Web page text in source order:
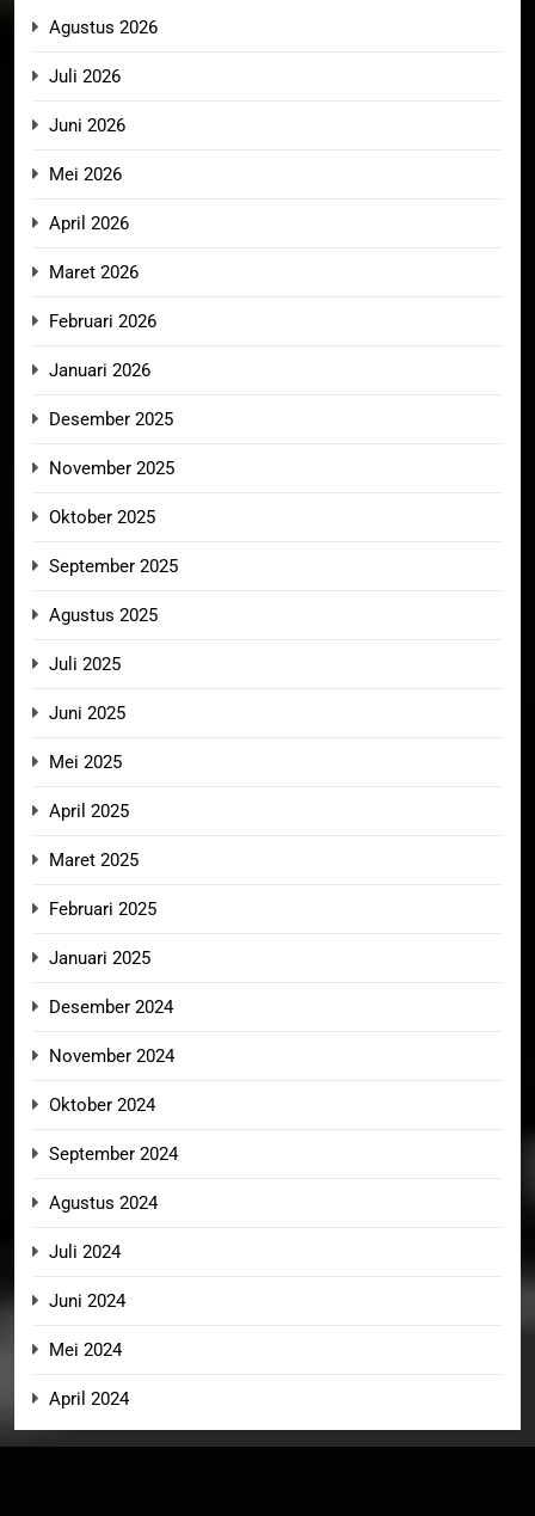
Agustus 2026
Juli 2026
Juni 2026
Mei 2026
April 2026
Maret 2026
Februari 2026
Januari 2026
Desember 2025
November 2025
Oktober 2025
September 2025
Agustus 2025
Juli 2025
Juni 2025
Mei 2025
April 2025
Maret 2025
Februari 2025
Januari 2025
Desember 2024
November 2024
Oktober 2024
September 2024
Agustus 2024
Juli 2024
Juni 2024
Mei 2024
April 2024